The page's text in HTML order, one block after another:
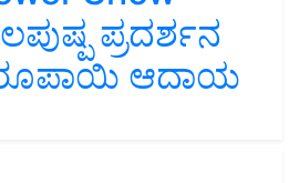
ಪ್ರದರ್ಶನ
ಆದಾಯ